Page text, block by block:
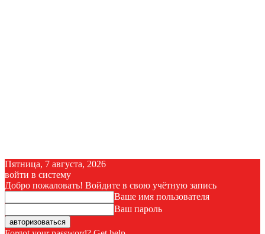
Пятница, 7 августа, 2026
войти в систему
Добро пожаловать! Войдите в свою учётную запись
Ваше имя пользователя
Ваш пароль